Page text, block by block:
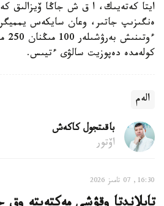
ايتا كەتەيىك، ا ق ش جاڭا ۆيزالىق
ەنگىزىپ جاتىر، وعان سايكەس
كولەمدە دەپوزيت سالۋى ءتيىس.
الەم
باقىتجول كاكەش
اۆتور
16:30, 07 تامىز 2026